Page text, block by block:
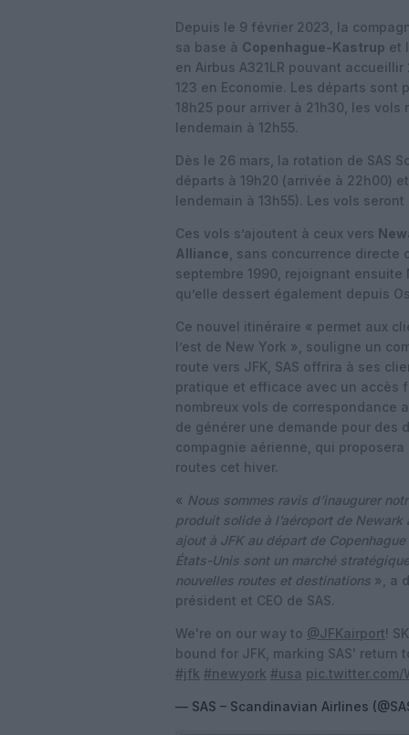
Depuis le 9 février 2023, la
sa base à Copenhague-Kastrup et
en Airbus A321LR pouvant
123 en Economie. Les départs sont
18h25 pour arriver à 21h30, les
lendemain à 12h55.
Dès le 26 mars, la rotation de SAS
départs à 19h20 (arrivée à 22h00)
lendemain à 13h55). Les vols
Ces vols s’ajoutent à ceux vers
Alliance , sans concurrence directe
septembre 1990, rejoignant
qu’elle dessert également depuis
Ce nouvel itinéraire « permet aux
l’est de New York », souligne un
route vers JFK, SAS offrira à ses
pratique et efficace avec un accès
nombreux vols de correspondance
de générer une demande pour des
compagnie aérienne, qui
routes cet hiver.
« Nous sommes ravis d’inaugurer
produit solide à l’aéroport de
ajout à JFK au départ de
États-Unis sont un marché
nouvelles routes et destinations », a
président et CEO de SAS.
We're on our way to @JFKairport!
bound for JFK, marking SAS'
#jfk #newyork #usa pic.twitter.com/
— SAS – Scandinavian Airlines